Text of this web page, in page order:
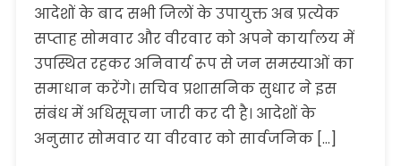
आदेशों के बाद सभी जिलों के उपायुक्त अब प्रत्येक
सप्ताह सोमवार और वीरवार को अपने कार्यालय में
उपस्थित रहकर अनिवार्य रूप से जन समस्याओं का
समाधान करेंगे। सचिव प्रशासनिक सुधार ने इस
संबंध में अधिसूचना जारी कर दी है। आदेशों के
अनुसार सोमवार या वीरवार को सार्वजनिक […]